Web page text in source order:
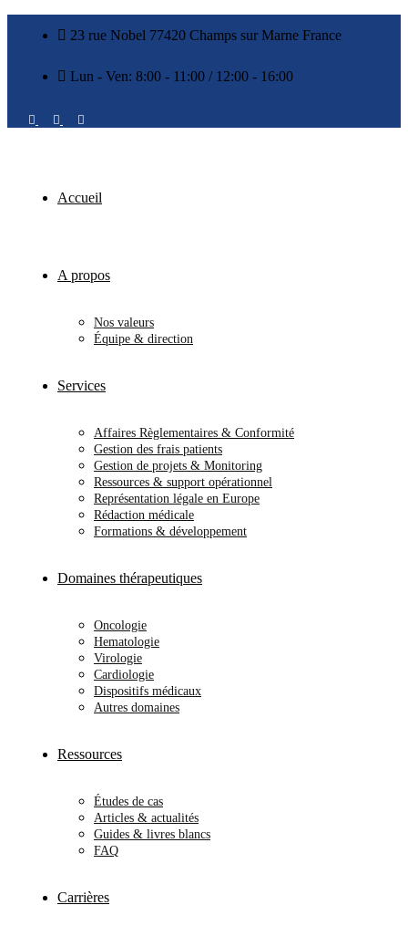
23 rue Nobel 77420 Champs sur Marne France
Lun - Ven: 8:00 - 11:00 / 12:00 - 16:00
Accueil
A propos
Nos valeurs
Équipe & direction
Services
Affaires Règlementaires & Conformité
Gestion des frais patients
Gestion de projets & Monitoring
Ressources & support opérationnel
Représentation légale en Europe
Rédaction médicale
Formations & développement
Domaines thérapeutiques
Oncologie
Hematologie
Virologie
Cardiologie
Dispositifs médicaux
Autres domaines
Ressources
Études de cas
Articles & actualités
Guides & livres blancs
FAQ
Carrières